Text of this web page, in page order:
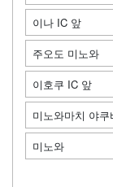
이나 IC 앞
주오도 미노와
이호쿠 IC 앞
미노와마치 야쿠
미노와